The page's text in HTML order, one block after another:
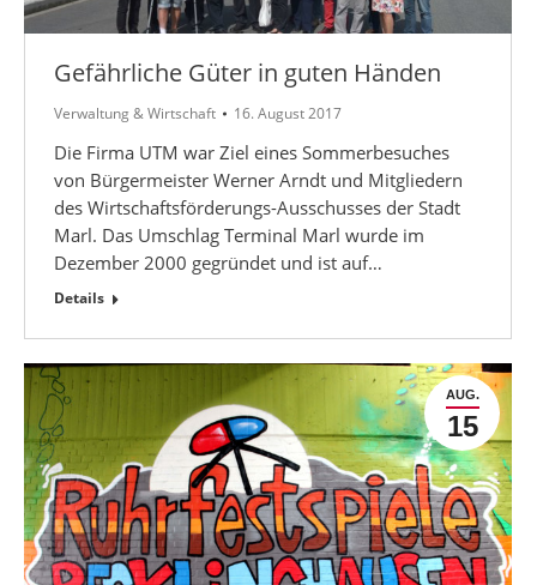
Gefährliche Güter in guten Händen
Verwaltung & Wirtschaft 16. August 2017
Die Firma UTM war Ziel eines Sommerbesuches
von Bürgermeister Werner Arndt und Mitgliedern
des Wirtschaftsförderungs-Ausschusses der Stadt
Marl. Das Umschlag Terminal Marl wurde im
Dezember 2000 gegründet und ist auf…
Details
AUG.
15